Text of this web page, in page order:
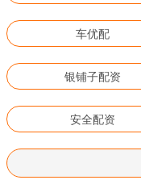
车优配
银铺子配资
安全配资